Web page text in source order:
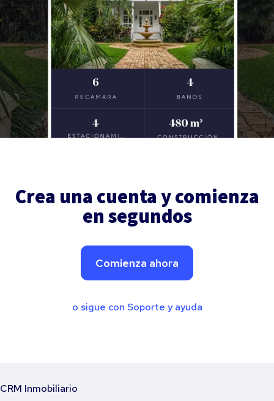
Crea una cuenta y comienza
en segundos
Comienza ahora
o sigue con Soporte y ayuda
CRM Inmobiliario